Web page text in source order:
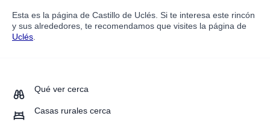
Esta es la página de Castillo de Uclés. Si te interesa este rincón
y sus alrededores, te recomendamos que visites la página de
Uclés
Qué ver cerca
Casas rurales cerca